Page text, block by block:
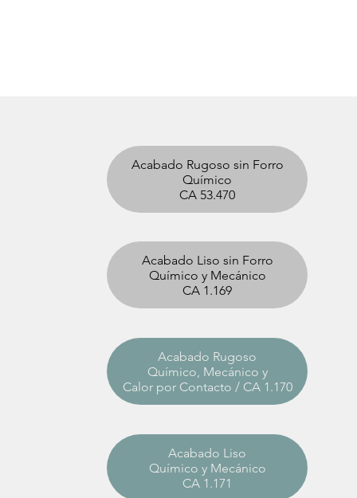
Acabado Rugoso
Químico, Mecánico y
Calor por Contacto / CA 1.170
Acabado Rugoso sin Forro
Químico
CA 53.470
Acabado Liso
Químico y Mecánico
CA 1.171
Acabado Liso sin Forro
Químico y Mecánico
CA 1.169